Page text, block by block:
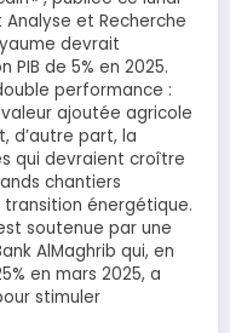
et Recherche
devrait
de 5% en 2025.
performance :
ajoutée agricole
d’autre part, la
qui devraient croître
chantiers
énergétique.
soutenue par une
AlMaghrib qui, en
en mars 2025, a
stimuler